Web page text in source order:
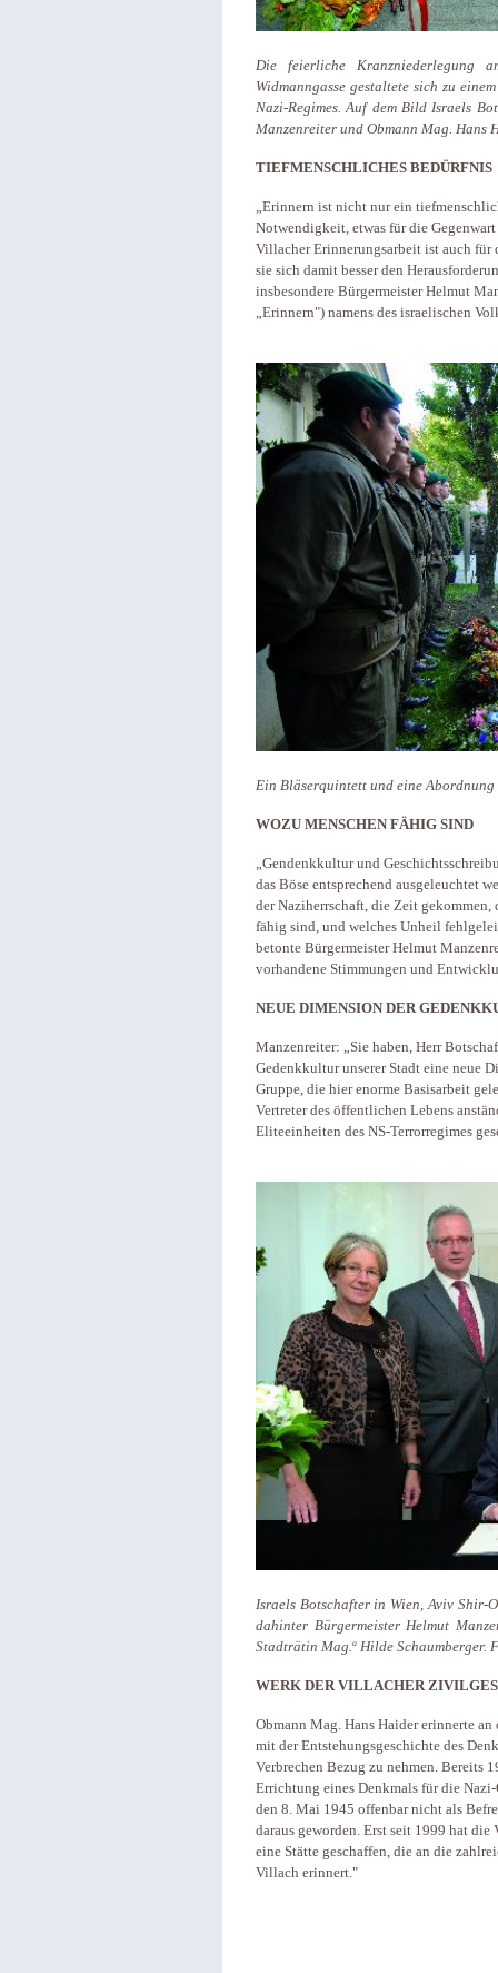
Die feierliche Kranzniederlegung
Widmanngasse gestaltete sich zu
Nazi-Regimes. Auf dem Bild Israels
Manzenreiter und Obmann Mag. Hans
TIEFMENSCHLICHES BEDÜRFNIS
„Erinnern ist nicht nur ein
Notwendigkeit, etwas für die
Villacher Erinnerungsarbeit ist auch für
sie sich damit besser den
insbesondere Bürgermeister Helmut
„Erinnern") namens des israelischen
Ein Bläserquintett und eine Abordnung
WOZU MENSCHEN FÄHIG SIND
„Gendenkkultur und
das Böse entsprechend ausgeleuchtet
der Naziherrschaft, die Zeit
fähig sind, und welches Unheil
betonte Bürgermeister Helmut
vorhandene Stimmungen und
NEUE DIMENSION DER
Manzenreiter: „Sie haben, Herr
Gedenkkultur unserer Stadt eine neue
Gruppe, die hier enorme Basisarbeit
Vertreter des öffentlichen Lebens
Eliteeinheiten des NS-Terrorregimes
Israels Botschafter in Wien, Aviv Shir-
dahinter Bürgermeister Helmut
Stadträtin Mag.a Hilde Schaumberger.
WERK DER VILLACHER
Obmann Mag. Hans Haider erinnerte
mit der Entstehungsgeschichte des
Verbrechen Bezug zu nehmen. Bereits
Errichtung eines Denkmals für die
den 8. Mai 1945 offenbar nicht als
daraus geworden. Erst seit 1999 hat
eine Stätte geschaffen, die an die
Villach erinnert."